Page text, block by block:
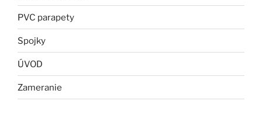
PVC parapety
Spojky
ÚVOD
Zameranie